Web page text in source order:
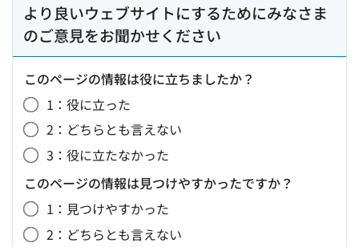
より良いウェブサイトにするためにみなさま
のご意見をお聞かせください
このページの情報は役に立ちましたか？
1：役に立った
2：どちらとも言えない
3：役に立たなかった
このページの情報は見つけやすかったですか？
1：見つけやすかった
2：どちらとも言えない